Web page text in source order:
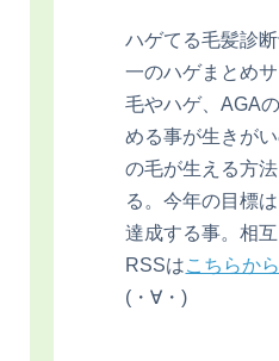
ハゲてる毛髪診
一のハゲまとめ
毛やハゲ、AGA
める事が生きが
の毛が生える方
る。今年の目標は
達成する事。相
RSSはこちらから
(・∀・)